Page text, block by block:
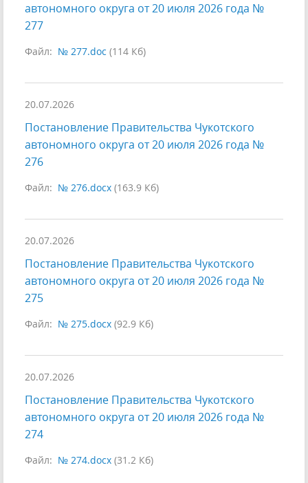
автономного округа от 20 июля 2026 года №
277
Файл: № 277.doc (114 Кб)
20.07.2026
Постановление Правительства Чукотского
автономного округа от 20 июля 2026 года №
276
Файл: № 276.docx (163.9 Кб)
20.07.2026
Постановление Правительства Чукотского
автономного округа от 20 июля 2026 года №
275
Файл: № 275.docx (92.9 Кб)
20.07.2026
Постановление Правительства Чукотского
автономного округа от 20 июля 2026 года №
274
Файл: № 274.docx (31.2 Кб)